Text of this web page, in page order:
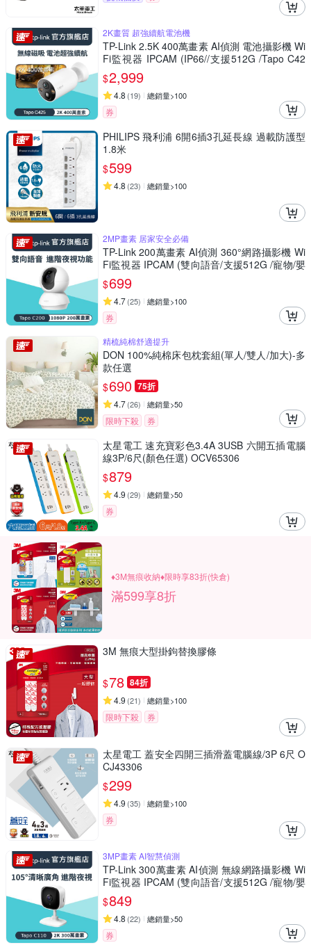
2K畫質 超強續航電池機
TP-Link 2.5K 400萬畫素 AI偵測 電池攝影機 Wi
Fi監視器 IPCAM (IP66//支援512G /Tapo C42
5)
$2,999
4.8 (19) 總銷量>100
券
PHILIPS 飛利浦 6開6插3孔延長線 過載防護型
1.8米
$599
4.8 (23) 總銷量>100
2MP畫素 居家安全必備
TP-Link 200萬畫素 AI偵測 360°網路攝影機 Wi
Fi監視器 IPCAM (雙向語音/支援512G /寵物/嬰
兒/長輩/Tapo C200)
$699
4.7(25) 總銷量>100
券
精梳純棉舒適提升
DON 100%純棉床包枕套組(單人/雙人/加大)-多
款任選
$690 75折
4.7(26) 總銷量>50
限時下殺 券
太星電工 速充寶彩色3.4A 3USB 六開五插電腦
線3P/6尺(顏色任選) OCV65306
$879
4.9 (29) 總銷量>50
券
♦3M無痕收納♦限時享83折(快倉)
滿599享8折
3M 無痕大型掛鉤替換膠條
$78 84折
4.9 (21) 總銷量>100
限時下殺 券
太星電工 蓋安全四開三插滑蓋電腦線/3P 6尺 O
CJ43306
$299
4.9 (35) 總銷量>100
券
3MP畫素 AI智慧偵測
TP-Link 300萬畫素 AI偵測 無線網路攝影機 Wi
Fi監視器 IPCAM (雙向語音/支援512G /寵物/嬰
兒/長輩/Tapo C110
$849
4.8 (22) 總銷量>50
券